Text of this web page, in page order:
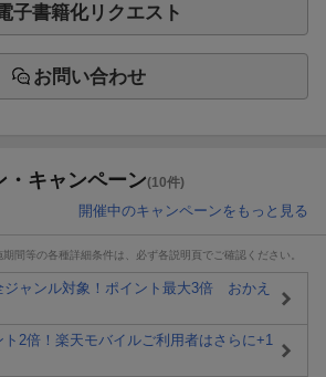
子書籍化リクエスト
お問い合わせ
・キャンペーン(10件)
開催中のキャンペーンをもっと見る
間等の各種詳細条件は、必ず各説明頁でご確認ください。
ジャンル対象！ポイント最大3倍 おかえ
2倍！楽天モバイルご利用者はさらに+1